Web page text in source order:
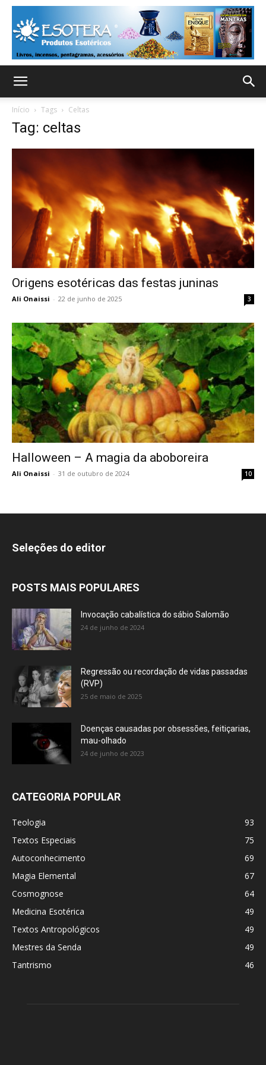
Início Tags Celtas
Tag: celtas
Origens esotéricas das festas juninas
Ali Onaissi - 22 de junho de 2025 3
Halloween – A magia da aboboreira
Ali Onaissi - 31 de outubro de 2024 10
Seleções do editor
POSTS MAIS POPULARES
Invocação cabalística do sábio Salomão
24 de junho de 2024
Regressão ou recordação de vidas passadas
(RVP)
25 de maio de 2025
Doenças causadas por obsessões, feitiçarias,
mau-olhado
24 de junho de 2023
CATEGORIA POPULAR
Teologia
93
Textos Especiais
75
Autoconhecimento
69
Magia Elemental
67
Cosmognose
64
Medicina Esotérica
49
Textos Antropológicos
49
Mestres da Senda
49
Tantrismo
46